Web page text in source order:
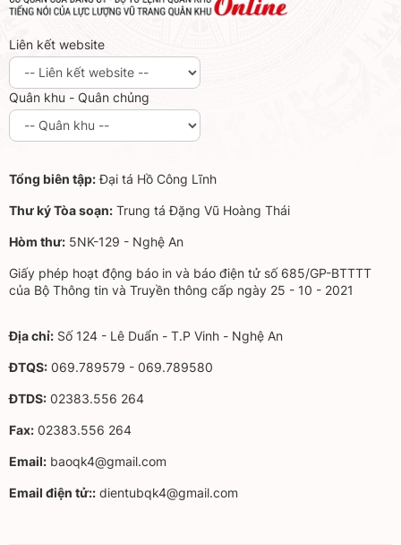
Liên kết website
Quân khu - Quân chủng
Tổng biên tập:Đại tá Hồ Công Lĩnh
Thư ký Tòa soạn: Trung tá Đặng Vũ Hoàng Thái
Hòm thư: 5NK-129 - Nghệ An
Giấy phép hoạt động báo in và báo điện tử số 685/GP-BTTTT
của Bộ Thông tin và Truyền thông cấp ngày 25 - 10 - 2021
Địa chỉ: Số 124 - Lê Duẩn - T.P Vinh - Nghệ An
ĐTQS: 069.789579 - 069.789580
ĐTDS: 02383.556 264
Fax: 02383.556 264
Email: baoqk4@gmail.com
Email điện tử:: dientubqk4@gmail.com